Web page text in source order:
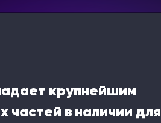
крупнейшим
частей в наличии для